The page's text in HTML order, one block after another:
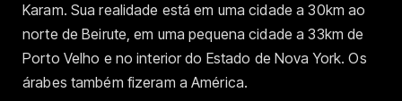
Karam. Sua realidade está em uma cidade a 30km ao
norte de Beirute, em uma pequena cidade a 33km de
Porto Velho e no interior do Estado de Nova York. Os
árabes também fizeram a América.